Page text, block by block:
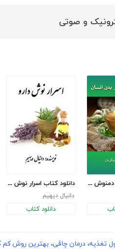
و صوتی
دانلود کتاب 11 دمنوش مفید در بدن انسان دانلود کتاب اسرار نوش دارو
دانیال دیهیم
دانلود کتاب
تغذیه، درمان چاقی، بهترین روش کم